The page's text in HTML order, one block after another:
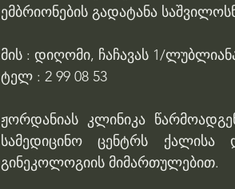
ემბრიონების გადატანა
მის : დიღომი, ჩაჩავას 1/
ტელ : 2 99 08 53
ჟორდანიას კლინიკა
სამედიცინო ცენტრს ქალისა
გინეკოლოგიის მიმართულებით.